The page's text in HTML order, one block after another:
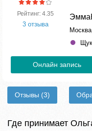
Рейтинг: 4.35
3 отзыва
Онлайн запись
Отзывы (3)
Где принимает